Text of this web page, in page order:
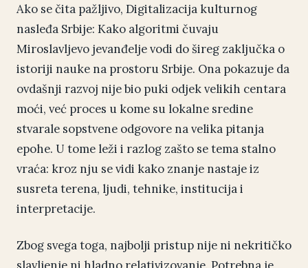
Ako se čita pažljivo, Digitalizacija kulturnog
nasleđa Srbije: Kako algoritmi čuvaju
Miroslavljevo jevanđelje vodi do šireg zaključka o
istoriji nauke na prostoru Srbije. Ona pokazuje da
ovdašnji razvoj nije bio puki odjek velikih centara
moći, već proces u kome su lokalne sredine
stvarale sopstvene odgovore na velika pitanja
epohe. U tome leži i razlog zašto se tema stalno
vraća: kroz nju se vidi kako znanje nastaje iz
susreta terena, ljudi, tehnike, institucija i
interpretacije.
Zbog svega toga, najbolji pristup nije ni nekritičko